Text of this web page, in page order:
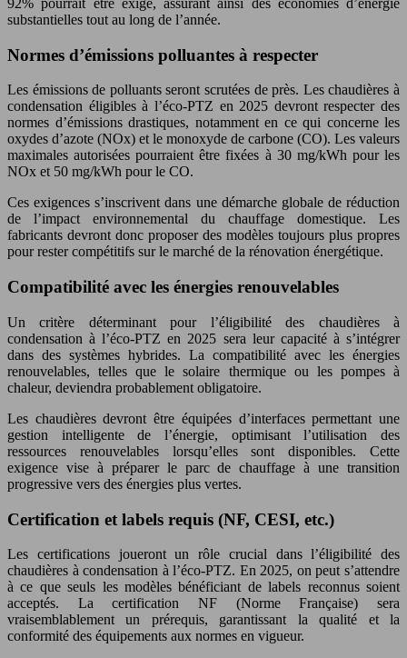
92% pourrait être exigé, assurant ainsi des économies d’énergie
substantielles tout au long de l’année.
Normes d’émissions polluantes à respecter
Les émissions de polluants seront scrutées de près. Les chaudières à
condensation éligibles à l’éco-PTZ en 2025 devront respecter des
normes d’émissions drastiques, notamment en ce qui concerne les
oxydes d’azote (NOx) et le monoxyde de carbone (CO). Les valeurs
maximales autorisées pourraient être fixées à 30 mg/kWh pour les
NOx et 50 mg/kWh pour le CO.
Ces exigences s’inscrivent dans une démarche globale de réduction
de l’impact environnemental du chauffage domestique. Les
fabricants devront donc proposer des modèles toujours plus propres
pour rester compétitifs sur le marché de la rénovation énergétique.
Compatibilité avec les énergies renouvelables
Un critère déterminant pour l’éligibilité des chaudières à
condensation à l’éco-PTZ en 2025 sera leur capacité à s’intégrer
dans des systèmes hybrides. La compatibilité avec les énergies
renouvelables, telles que le solaire thermique ou les pompes à
chaleur, deviendra probablement obligatoire.
Les chaudières devront être équipées d’interfaces permettant une
gestion intelligente de l’énergie, optimisant l’utilisation des
ressources renouvelables lorsqu’elles sont disponibles. Cette
exigence vise à préparer le parc de chauffage à une transition
progressive vers des énergies plus vertes.
Certification et labels requis (NF, CESI, etc.)
Les certifications joueront un rôle crucial dans l’éligibilité des
chaudières à condensation à l’éco-PTZ. En 2025, on peut s’attendre
à ce que seuls les modèles bénéficiant de labels reconnus soient
acceptés. La certification NF (Norme Française) sera
vraisemblablement un prérequis, garantissant la qualité et la
conformité des équipements aux normes en vigueur.